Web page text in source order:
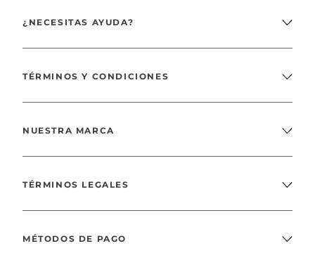
¿NECESITAS AYUDA?
TÉRMINOS Y CONDICIONES
NUESTRA MARCA
TÉRMINOS LEGALES
MÉTODOS DE PAGO